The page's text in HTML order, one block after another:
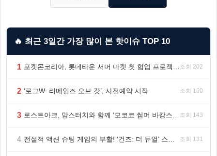
🔥 최근 3일간 가장 많이 본 핫이슈 TOP 10
1 조회 202
2 ‘로그W: 리메인즈 오브 갓’, 사전예약 시작 조회 160
3 조회 143
4 조회 131